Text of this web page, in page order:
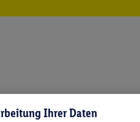
Ihrer Daten